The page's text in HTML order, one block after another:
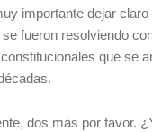
importante dejar
fueron resolviendo
que se
dos más por favor.